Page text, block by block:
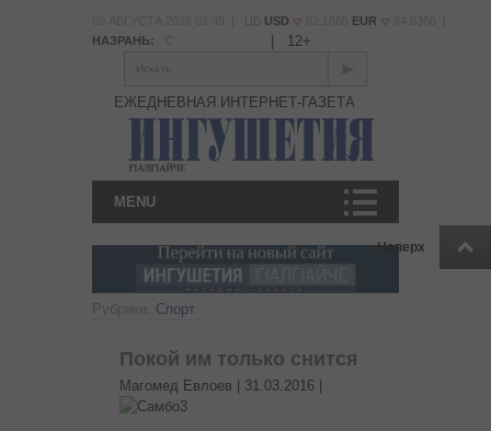
Наверх
USD EUR
НАЗРАНЬ:
12+
Искать
ЕЖЕДНЕВНАЯ ИНТЕРНЕТ-ГАЗЕТА
MENU
Рубрики: Спорт
Покой им только снится
Магомед Евлоев | 31.03.2016